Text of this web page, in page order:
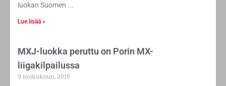
luokan Suomen
Lue lisää »
MXJ-luokka peruttu on Porin MX-
liigakilpailussa
9 toukokuun, 2015